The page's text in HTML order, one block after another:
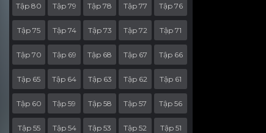
Tập 80 Tập 79 Tập 78 Tập 77 Tập 76
Tập 75 Tập 74 Tập 73 Tập 72 Tập 71
Tập 70 Tập 69 Tập 68 Tập 67 Tập 66
Tập 65 Tập 64 Tập 63 Tập 62 Tập 61
Tập 60 Tập 59 Tập 58 Tập 57 Tập 56
Tập 55 Tập 54 Tập 53 Tập 52 Tập 51